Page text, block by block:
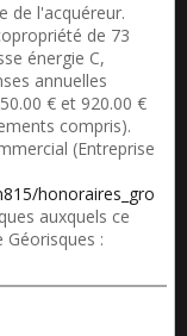
de l'acquéreur.
de 73
énergie C,
annuelles
€ et 920.00 €
compris).
(Entreprise
honoraires_gro
auxquels ce
: